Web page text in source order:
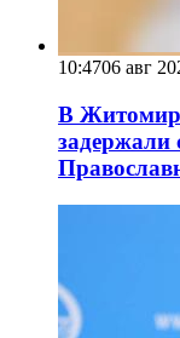
10:4706 авг
В
задержали